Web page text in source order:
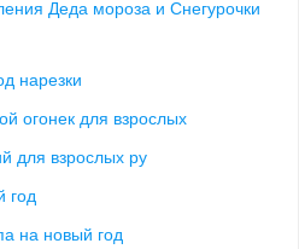
Деда мороза и Снегурочки
нарезки
огонек для взрослых
для взрослых ру
год
на новый год